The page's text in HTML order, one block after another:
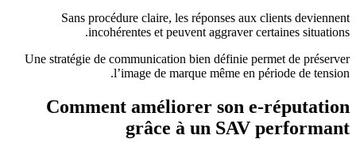
Sans procédure claire, les réponses aux clients deviennent
incohérentes et peuvent aggraver certaines situations.
Une stratégie de communication bien définie permet de préserver
l’image de marque même en période de tension.
Comment améliorer son e-réputation
grâce à un SAV performant